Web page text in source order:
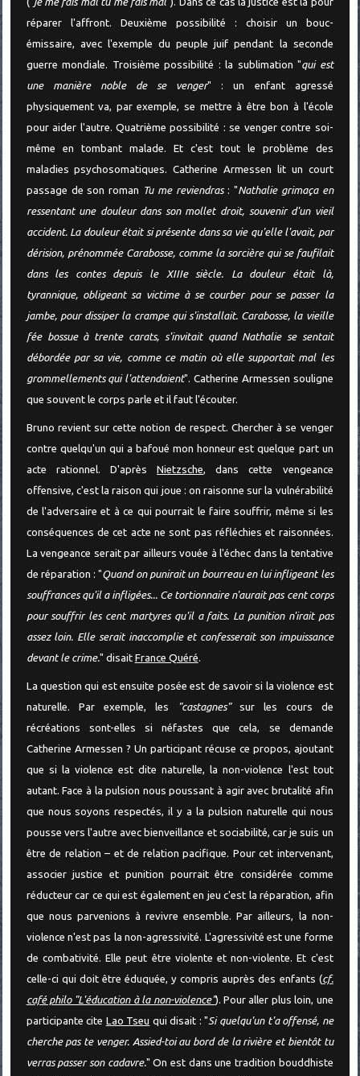
réparer l'affront. Deuxième possibilité : choisir un bouc-
émissaire, avec l'exemple du peuple juif pendant la seconde
guerre mondiale. Troisième possibilité : la sublimation "qui est
une manière noble de se venger" : un enfant agressé
physiquement va, par exemple, se mettre à être bon à l'école
pour aider l'autre. Quatrième possibilité : se venger contre soi-
même en tombant malade. Et c'est tout le problème des
maladies psychosomatiques. Catherine Armessen lit un court
passage de son roman Tu me reviendras: "Nathalie grimaça en
ressentant une douleur dans son mollet droit, souvenir d'un vieil
accident. La douleur était si présente dans sa vie qu'elle l'avait, par
dérision, prénommée Carabosse, comme la sorcière qui se faufilait
dans les contes depuis le XIIIe siècle. La douleur était là,
tyrannique, obligeant sa victime à se courber pour se passer la
jambe, pour dissiper la crampe qui s'installait. Carabosse, la vieille
fée bossue à trente carats, s'invitait quand Nathalie se sentait
débordée par sa vie, comme ce matin où elle supportait mal les
grommellements qui l'attendaient". Catherine Armessen souligne
que souvent le corps parle et il faut l'écouter.
Bruno revient sur cette notion de respect. Chercher à se venger
contre quelqu'un qui a bafoué mon honneur est quelque part un
acte rationnel. D'aprèsNietzsche, dans cette vengeance
offensive, c'est la raison qui joue : on raisonne sur la vulnérabilité
de l'adversaire et à ce qui pourrait le faire souffrir, même si les
conséquences de cet acte ne sont pas réfléchies et raisonnées.
La vengeance serait par ailleurs vouée à l'échec dans la tentative
de réparation : "Quand on punirait un bourreau en lui infligeant les
souffrances qu'il a infligées... Ce tortionnaire n'aurait pas cent corps
pour souffrir les cent martyres qu'il a faits. La punition n'irait pas
assez loin. Elle serait inaccomplie et confesserait son impuissance
devant le crime." disait France Quéré.
La question qui est ensuite posée est de savoir si la violence est
naturelle. Par exemple, les
"castagnes"sur les cours de
récréations sont-elles si néfastes que cela, se demande
Catherine Armessen ? Un participant récuse ce propos, ajoutant
que si la violence est dite naturelle, la non-violence l'est tout
autant. Face à la pulsion nous poussant à agir avec brutalité afin
que nous soyons respectés, il y a la pulsion naturelle qui nous
pousse vers l'autre avec bienveillance et sociabilité, car je suis un
être de relation – et de relation pacifique. Pour cet intervenant,
associer justice et punition pourrait être considérée comme
réducteur car ce qui est également en jeu c'est la réparation, afin
que nous parvenions à revivre ensemble. Par ailleurs, la non-
violence n'est pas la non-agressivité. L'agressivité est une forme
de combativité. Elle peut être violente et non-violente. Et c'est
celle-ci qui doit être éduquée, y compris auprès des enfants (cf.
café philo "L'éducation à la non-violence"). Pour aller plus loin, une
participante cite Lao Tseu qui disait : "Si quelqu'un t'a offensé, ne
cherche pas te venger. Assied-toi au bord de la rivière et bientôt tu
verras passer son cadavre." On est dans une tradition bouddhiste